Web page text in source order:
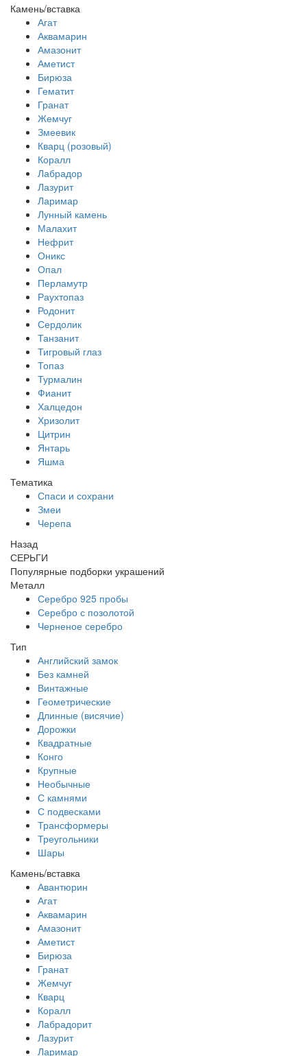
Камень/вставка
Агат
Аквамарин
Амазонит
Аметист
Бирюза
Гематит
Гранат
Жемчуг
Змеевик
Кварц (розовый)
Коралл
Лабрадор
Лазурит
Ларимар
Лунный камень
Малахит
Нефрит
Оникс
Опал
Перламутр
Раухтопаз
Родонит
Сердолик
Танзанит
Тигровый глаз
Топаз
Турмалин
Фианит
Халцедон
Хризолит
Цитрин
Янтарь
Яшма
Тематика
Спаси и сохрани
Змеи
Черепа
Назад
СЕРЬГИ
Популярные подборки украшений
Металл
Серебро 925 пробы
Серебро с позолотой
Черненое серебро
Тип
Английский замок
Без камней
Винтажные
Геометрические
Длинные (висячие)
Дорожки
Квадратные
Конго
Крупные
Необычные
С камнями
С подвесками
Трансформеры
Треугольники
Шары
Камень/вставка
Авантюрин
Агат
Аквамарин
Амазонит
Аметист
Бирюза
Гранат
Жемчуг
Кварц
Коралл
Лабрадорит
Лазурит
Ларимар